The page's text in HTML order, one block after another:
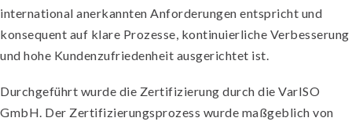
international anerkannten Anforderungen entspricht und
konsequent auf klare Prozesse, kontinuierliche Verbesserung
und hohe Kundenzufriedenheit ausgerichtet ist.
Durchgeführt wurde die Zertifizierung durch die VarISO
GmbH. Der Zertifizierungsprozess wurde maßgeblich von